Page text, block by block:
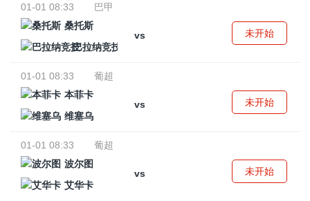
01-01 08:33
巴甲
桑托斯
vs
巴拉纳竞技
未开始
01-01 08:33
葡超
本菲卡
vs
维塞乌
未开始
01-01 08:33
葡超
波尔图
vs
艾华卡
未开始